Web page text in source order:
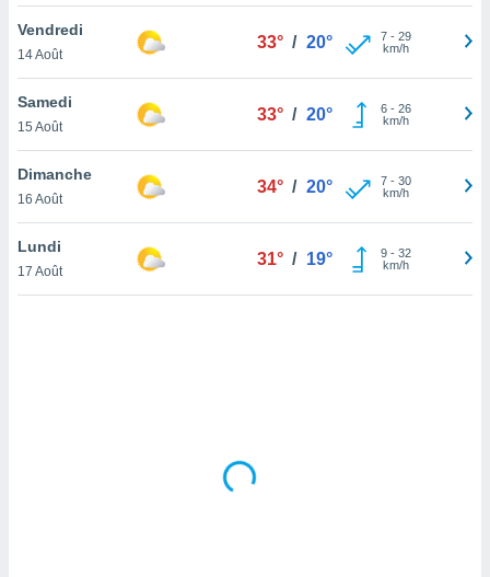
la
du
en
de
Vendredi
14 Août
33° / 20° 7- 29
km/h
Samedi
15 Août
33° / 20° 6- 26
km/h
Dimanche
16 Août
34° / 20° 7- 30
km/h
Lundi
17 Août
31° / 19° 9- 32
km/h